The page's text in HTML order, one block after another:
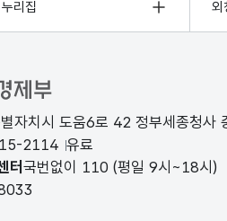
리집 외
자치시 도움6로 42 정부세종청사
2114 유료
터국번없이 110 (평일 9시~18시)